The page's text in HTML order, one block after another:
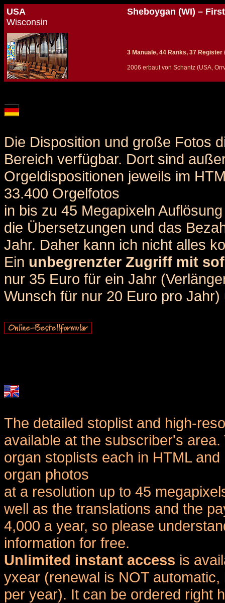
USA
Wisconsin
Sheboygan (WI) –
3 Manuale, 44 Ranks, 37 Register
2006 erbaut von Schantz (USA,
Die Disposition und große Fotos
Bereich verfügbar. Dort sind
Orgeldispositionen jeweils im
33.400 Orgelfotos
in bis zu 45 Megapixeln
die Übersetzungen und das
Jahr. Daher kann ich nicht alles
Ein unbegrenzter Zugriff mit
nur 35 Euro für ein Jahr
Wunsch für nur 20 Euro pro
The detailed stoplist and high-
available at the subscriber's
organ stoplists each in HTML
organ photos
at a resolution up to 45
well as the translations and the
4,000 a year, so please
information for free.
Unlimited instant access is
yxear (renewal is NOT
per year). It can be ordered right